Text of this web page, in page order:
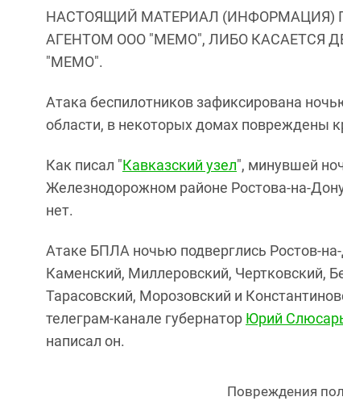
НАСТОЯЩИЙ МАТЕРИАЛ (ИНФОРМАЦИЯ)
АГЕНТОМ ООО "МЕМО", ЛИБО КАСАЕТСЯ
"МЕМО".
Атака беспилотников зафиксирована
области, в некоторых домах повреждены
Как писал "Кавказский узел", минувшей
Железнодорожном районе Ростова-на-
нет.
Атаке БПЛА ночью подверглись Ростов-
Каменский, Миллеровский, Чертковский,
Тарасовский, Морозовский и
телеграм-канале губернатор Юрий
написал он.
Повреждения